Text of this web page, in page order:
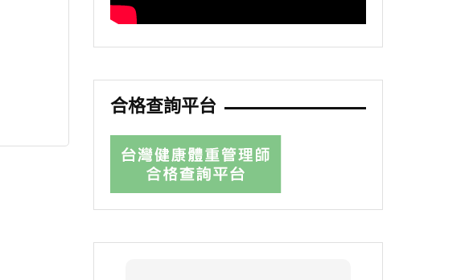
合格查詢平台